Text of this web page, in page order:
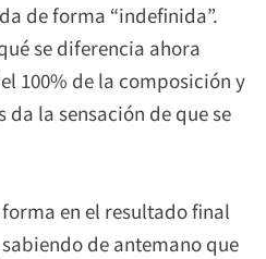
de forma “indefinida”.
se diferencia ahora
100% de la composición y
la sensación de que se
en el resultado final
de antemano que